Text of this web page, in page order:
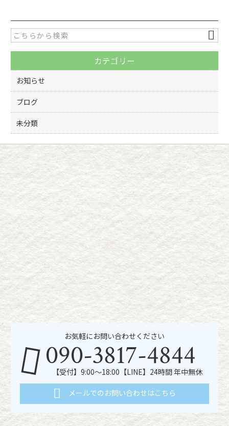
e
b
o
o
k
er
カテゴリー
お知らせ
ブログ
未分類
お気軽にお問い合わせください
090-3817-4844
【受付】9:00～18:00【LINE】24時間 年中無休
メールでのお問い合わせはこちら